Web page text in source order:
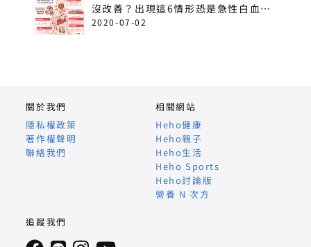
沒改善？出現這6情形恐是急性白血
病！
2020-07-02
關於我們
隱私權政策
著作權聲明
聯絡我們
相關網站
Heho健康
Heho親子
Heho生活
Heho Sports
Heho討論版
營養 N 次方
追蹤我們